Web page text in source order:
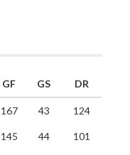
GF GS DR
167 43 124
145 44 101